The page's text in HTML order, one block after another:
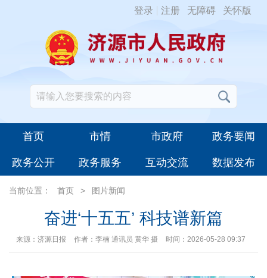
登录 注册 无障碍 关怀版
首页 市情 市政府 政务要闻
政务公开 政务服务 互动交流 数据发布
当前位置： 首页 > 图片新闻
奋进‘十五五’ 科技谱新篇
来源：济源日报 作者：李楠 通讯员 黄华 摄 时间：2026-05-28 09:37